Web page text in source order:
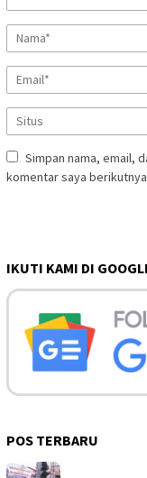
Simpan nama, email,
komentar saya
IKUTI KAMI DI
POS TERBARU